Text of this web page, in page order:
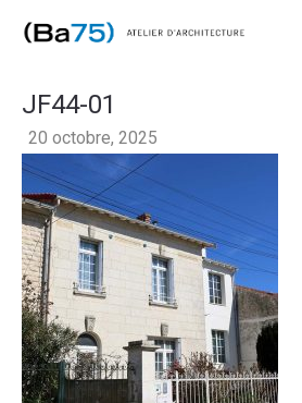
JF44-01
20 octobre, 2025